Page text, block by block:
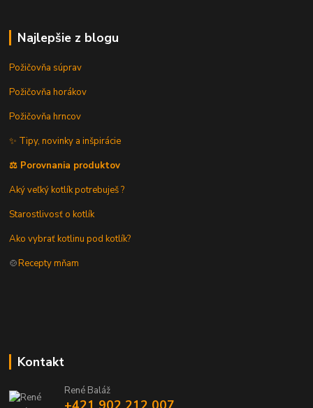
Najlepšie z blogu
Požičovňa súprav
Požičovňa horákov
Požičovňa hrncov
✨ Tipy, novinky a inšpirácie
⚖️ Porovnania produktov
Aký veľký kotlík potrebuješ ?
Starostlivosť o kotlík
Ako vybrať kotlinu pod kotlík?
🍲Recepty mňam
Kontakt
René Baláž